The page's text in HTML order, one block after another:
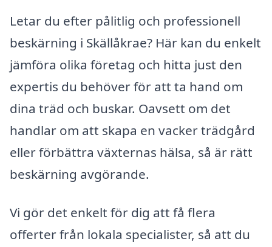
Letar du efter pålitlig och professionell
beskärning i Skällåkrae? Här kan du enkelt
jämföra olika företag och hitta just den
expertis du behöver för att ta hand om
dina träd och buskar. Oavsett om det
handlar om att skapa en vacker trädgård
eller förbättra växternas hälsa, så är rätt
beskärning avgörande.
Vi gör det enkelt för dig att få flera
offerter från lokala specialister, så att du